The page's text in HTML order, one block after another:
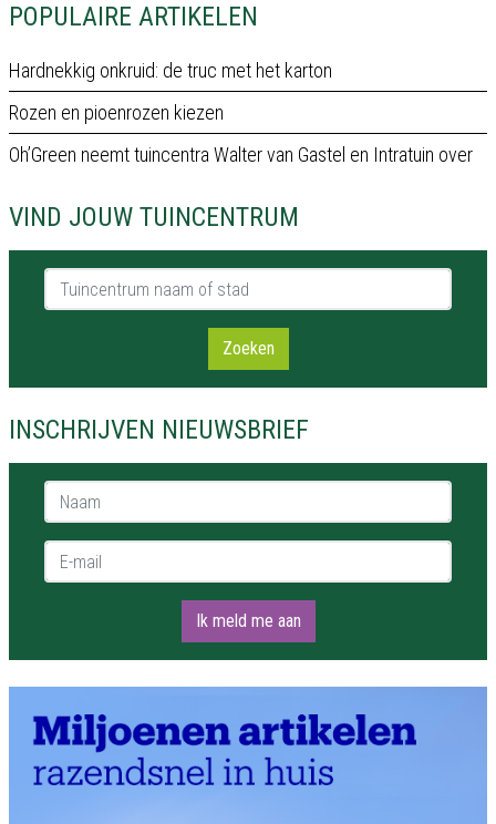
POPULAIRE ARTIKELEN
Hardnekkig onkruid: de truc met het karton
Rozen en pioenrozen kiezen
Oh’Green neemt tuincentra Walter van Gastel en Intratuin over
VIND JOUW TUINCENTRUM
Tuincentrum naam of stad
Zoeken
INSCHRIJVEN NIEUWSBRIEF
Naam *
E-mail *
Ik meld me aan